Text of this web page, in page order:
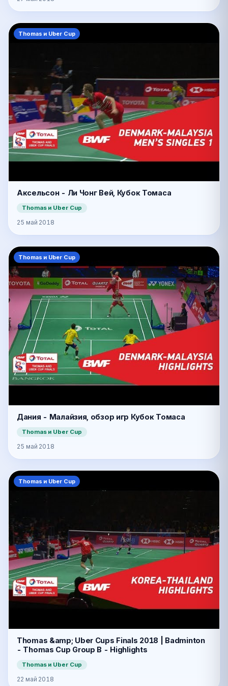
Thomas и Uber Cup
Аксельсон - Ли Чонг Вей, Кубок Томаса
Thomas и Uber Cup
25 май 2018
Thomas и Uber Cup
Дания - Малайзия, обзор игр Кубок Томаса
Thomas и Uber Cup
25 май 2018
Thomas и Uber Cup
Thomas &amp; Uber Cups Finals 2018 | Badminton
- Thomas Cup Group B - Highlights
Thomas и Uber Cup
22 май 2018